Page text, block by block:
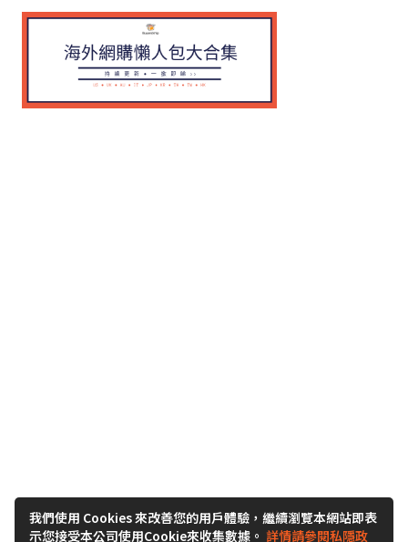
我們使用 Cookies 來改善您的用戶體驗，繼續瀏覽本網站即表
示您接受本公司使用Cookie來收集數據。 詳情請參閱私隱政